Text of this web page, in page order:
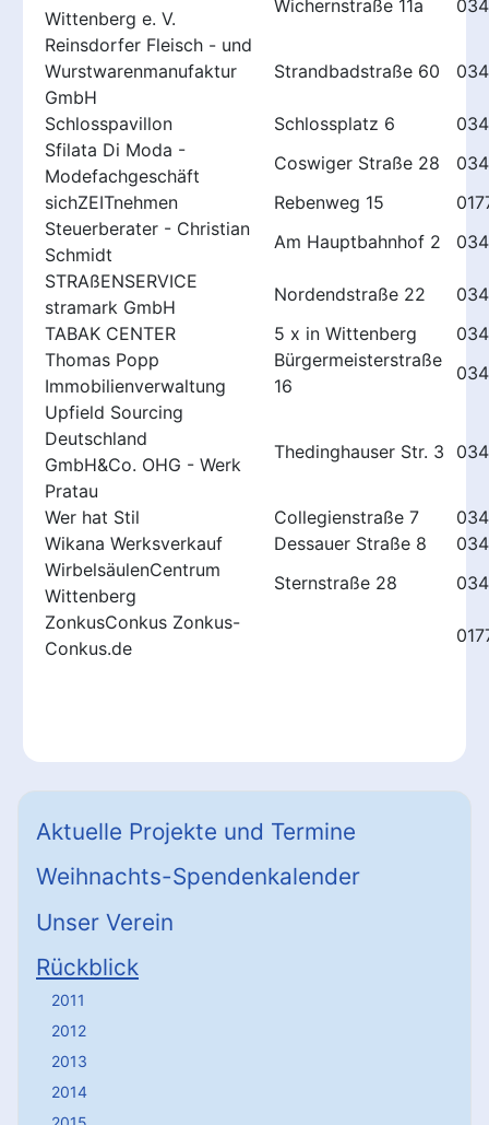
Wittenberg e. V.
Wichernstraße 11a
Reinsdorfer Fleisch - und
Wurstwarenmanufaktur
GmbH
Strandbadstraße 60
Schlosspavillon Schlossplatz 6
Sfilata Di Moda -
Modefachgeschäft
Coswiger Straße 28
sichZEITnehmen
Rebenweg 15
Steuerberater - Christian
Schmidt
Am Hauptbahnhof 2
STRAßENSERVICE
stramark GmbH
Nordendstraße 22
TABAK CENTER
5 x in Wittenberg
Thomas Popp
Immobilienverwaltung
Bürgermeisterstraße
16
Upfield Sourcing
Deutschland
GmbH&Co. OHG - Werk
Pratau
Thedinghauser Str. 3
Wer hat Stil Collegienstraße 7
Wikana Werksverkauf
Dessauer Straße 8
WirbelsäulenCentrum
Wittenberg
Sternstraße 28
ZonkusConkus Zonkus-
Conkus.de
Aktuelle Projekte und Termine
Weihnachts-Spendenkalender
Unser Verein
Rückblick
2011
2012
2013
2014